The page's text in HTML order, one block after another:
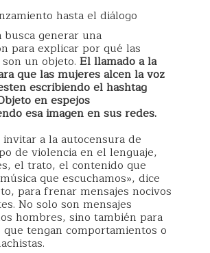
hasta el diálogo
busca generar una
para explicar por qué las
un objeto. El llamado a la
que las mujeres alcen la voz
escribiendo el hashtag
en espejos
esa imagen en sus redes.
invitar a la autocensura de
de violencia en el lenguaje,
el trato, el contenido que
que escuchamos», dice
para frenar mensajes nocivos
No solo son mensajes
hombres, sino también para
tengan comportamientos o